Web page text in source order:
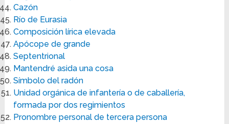
Cazón
Río de Eurasia
Composición lírica elevada
Apócope de grande
Septentrional
Mantendré asida una cosa
Símbolo del radón
Unidad orgánica de infantería o de caballería,
formada por dos regimientos
Pronombre personal de tercera persona